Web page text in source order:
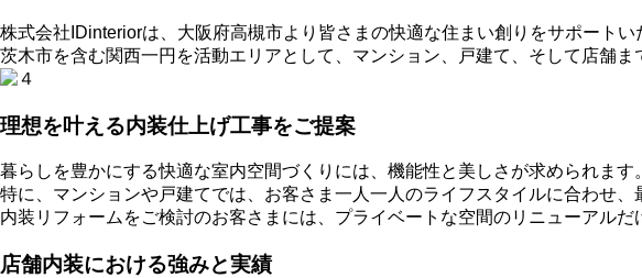
株式会社IDinteriorは、大阪府高槻市より皆さまの快適な住まい創りをサポートい
茨木市を含む関西一円を活動エリアとして、マンション、戸建て、そして店舗
理想を叶える内装仕上げ工事をご提案
暮らしを豊かにする快適な室内空間づくりには、機能性と美しさが求められます。
特に、マンションや戸建てでは、お客さま一人一人のライフスタイルに合わせ
内装リフォームをご検討のお客さまには、プライベートな空間のリニューアル
店舗内装における強みと実績